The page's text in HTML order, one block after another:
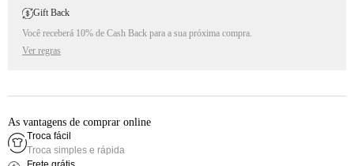
Gift Back
Você receberá 10% de Cash Back para a sua próxima compra.
As vantagens de comprar online
Troca fácil